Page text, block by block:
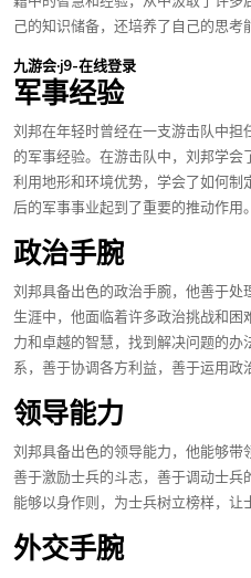
己的知识储备，还培养了自己的思考
九游会·j9-在线登录
军事经验
刘邦在年轻时曾经在一支游击队中
的军事经验。在游击队中，刘邦学
利用地形和环境优势，学会了如何制
后的军事事业起到了重要的推动作用。
政治手腕
刘邦具备出色的政治手腕，他善于
生涯中，他面临着许多政治挑战和
力和卓越的智慧，找到解决问题的
系，善于协调各方利益，善于运用政
领导能力
刘邦具备出色的领导能力，他能够
善于激励士兵的斗志，善于调动士
能够以身作则，为士兵树立榜样，让
外交手腕